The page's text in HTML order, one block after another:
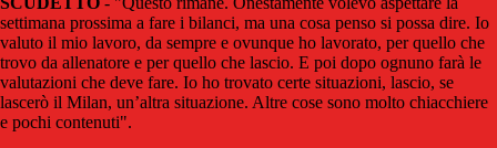
settimana prossima a fare i bilanci, ma una cosa penso si possa dire. Io
valuto il mio lavoro, da sempre e ovunque ho lavorato, per quello che
trovo da allenatore e per quello che lascio. E poi dopo ognuno farà le
valutazioni che deve fare. Io ho trovato certe situazioni, lascio, se
lascerò il Milan, un’altra situazione. Altre cose sono molto chiacchiere
e pochi contenuti".